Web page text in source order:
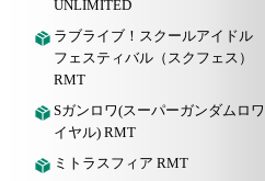
UNLIMITED
ラブライブ！スクールアイドル
フェスティバル（スクフェス）
RMT
Sガンロワ(スーパーガンダムロワ
イヤル) RMT
ミトラスフィア RMT